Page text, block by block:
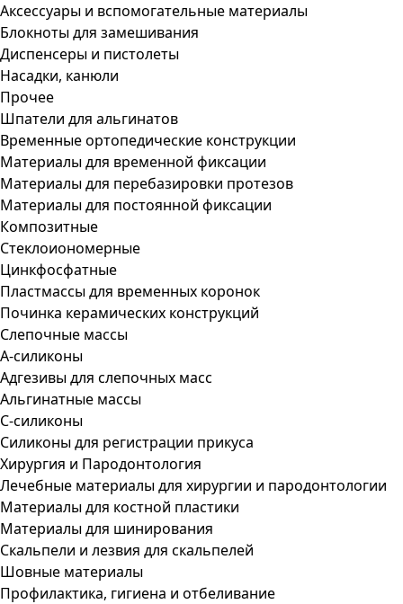
Аксессуары и вспомогательные материалы
Блокноты для замешивания
Диспенсеры и пистолеты
Насадки, канюли
Прочее
Шпатели для альгинатов
Временные ортопедические конструкции
Материалы для временной фиксации
Материалы для перебазировки протезов
Материалы для постоянной фиксации
Композитные
Стеклоиономерные
Цинкфосфатные
Пластмассы для временных коронок
Починка керамических конструкций
Слепочные массы
А-силиконы
Адгезивы для слепочных масс
Альгинатные массы
С-силиконы
Силиконы для регистрации прикуса
Хирургия и Пародонтология
Лечебные материалы для хирургии и пародонтологии
Материалы для костной пластики
Материалы для шинирования
Скальпели и лезвия для скальпелей
Шовные материалы
Профилактика, гигиена и отбеливание